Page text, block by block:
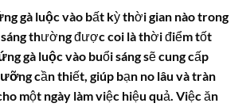
gà luộcvào bất kỳ thời gian nào trong
thường được coi là thời điểm tốt
gà luộcvào buổi sáng sẽ cung cấp
cần thiết, giúp bạn no lâu và tràn
một ngày làm việc hiệu quả. Việc ăn